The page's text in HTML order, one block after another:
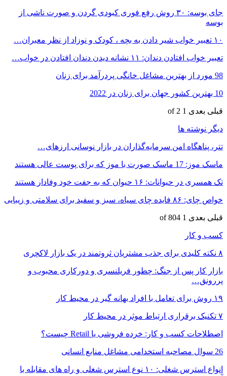
جای بوسه: ۳۰ روش رفع فوری کبودی گردن و صورت ناشی از
بوسه
۱۰ تعبیر خواب شیر دادن به بچه ، کودک و نوزاد از نظر معبران…
تعبیر خواب افتادن دندان: ۱۱ نشانه دیدن دندان افتادن در خواب…
98 مورد از بهترین مشاغل خانگی پردرآمد برای زنان
10 بهترین کشور جهان برای زنان در 2022
قبلی بعدی 1 of 2
دیگر نوشته ها
تتر، پناهگاه امن سرمایه‌گذاران در بازار نوسانی ارزهای…
ماسک موز: 17 ماسک صورت با موز که برای پوست عالی هستند
تک همسری در حیوانات: ۱۶ حیوان که به جفت خود وفادار هستند
خواص چای: ۸۶ فایده چای سیاه، سبز و سفید برای سلامتی و زیبایی
قبلی بعدی 1 of 804
کسب و کار
۸ نکته کلیدی برای جذب مشتریان ثروتمند در یک بازار لاکچری
بازار کار پس از جنگ: چطور فریلنسری و دورکاری محبوب و
پررونق…
۱۹ روش‌ برای تعامل با افراد بهانه گیر در محیط کار
۷ تکنیک برقراری ارتباط موثر در محیط کار
اصطلاحات کسب و کار: خرده فروشی یا Retail چیست؟
26 سوال مصاحبه استخدامی مشاغل منابع انسانی
انواع استرس شغلی: ۱۰ نوع استرس شغلی و راه های مقابله با